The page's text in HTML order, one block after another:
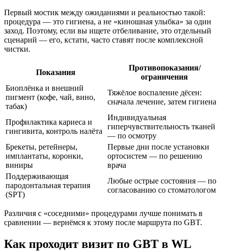
Первый мостик между ожиданиями и реальностью такой:
процедура — это гигиена, а не «киношная улыбка» за один
заход. Поэтому, если вы ищете отбеливание, это отдельный
сценарий — его, кстати, часто ставят после комплексной
чистки.
Показания
Противопоказания/
ограничения
Биоплёнка и внешний
пигмент (кофе, чай, вино,
табак)
Тяжёлое воспаление дёсен:
сначала лечение, затем гигиена
Профилактика кариеса и
гингивита, контроль налёта
Индивидуальная
гиперчувствительность тканей
— по осмотру
Брекеты, ретейнеры,
имплантаты, коронки,
виниры
Первые дни после установки
ортосистем — по решению
врача
Поддерживающая
пародонтальная терапия
(SPT)
Любые острые состояния — по
согласованию со стоматологом
Различия с «соседними» процедурами лучше понимать в
сравнении — вернёмся к этому после маршрута по GBT.
Как проходит визит по GBT в WL